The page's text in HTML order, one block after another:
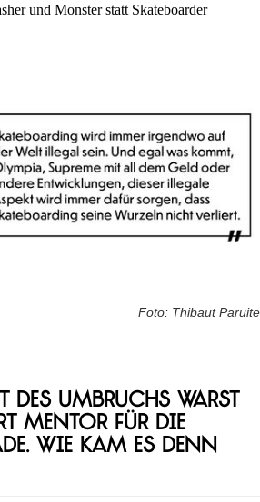
und Monster statt Skateboarder
Foto: Thibaut Paruite
des Umbruchs warst
Mentor für die
Wie kam es denn